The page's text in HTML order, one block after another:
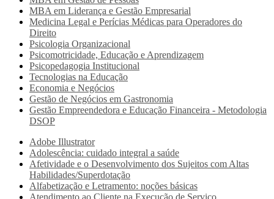
MBA em Liderança e Gestão Empresarial
Medicina Legal e Perícias Médicas para Operadores do
Direito
Psicologia Organizacional
Psicomotricidade, Educação e Aprendizagem
Psicopedagogia Institucional
Tecnologias na Educação
Economia e Negócios
Gestão de Negócios em Gastronomia
Gestão Empreendedora e Educação Financeira - Metodologia
DSOP
Adobe Illustrator
Adolescência: cuidado integral a saúde
Afetividade e o Desenvolvimento dos Sujeitos com Altas
Habilidades/Superdotação
Alfabetização e Letramento: noções básicas
Atendimento ao Cliente na Execução de Serviço